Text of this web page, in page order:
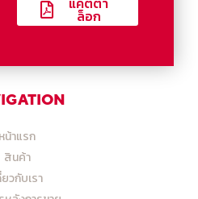
ล็อก
หน้าแรก
สินค้า
ยวกับเรา